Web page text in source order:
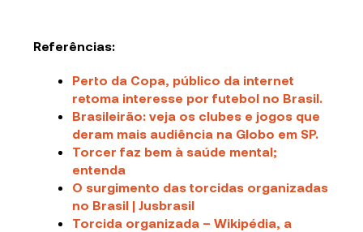
Referências:
Perto da Copa, público da internet
retoma interesse por futebol no Brasil.
Brasileirão: veja os clubes e jogos que
deram mais audiência na Globo em SP.
Torcer faz bem à saúde mental;
entenda
O surgimento das torcidas organizadas
no Brasil | Jusbrasil
Torcida organizada – Wikipédia, a